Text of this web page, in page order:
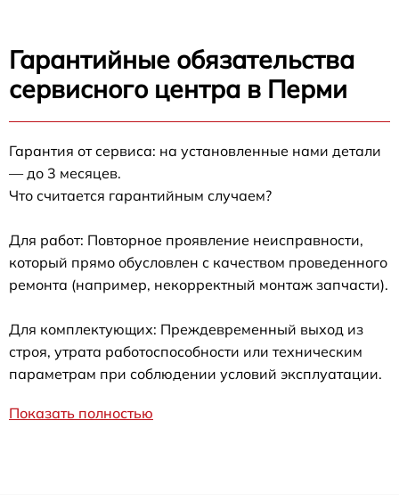
Гарантийные обязательства
сервисного центра в Перми
Гарантия от сервиса: на установленные нами детали
— до 3 месяцев.
Что считается гарантийным случаем?
Для работ: Повторное проявление неисправности,
который прямо обусловлен с качеством проведенного
ремонта (например, некорректный монтаж запчасти).
Для комплектующих: Преждевременный выход из
строя, утрата работоспособности или техническим
параметрам при соблюдении условий эксплуатации.
Показать полностью